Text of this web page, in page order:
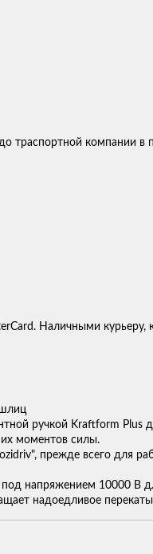
траспортной компании
Наличными
ручкой Kraftform
моментов силы.
прежде всего для
под напряжением 10000
надоедливое